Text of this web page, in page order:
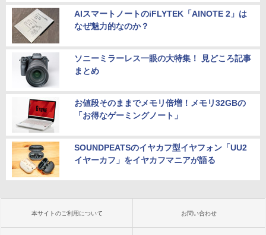
AIスマートノートのiFLYTEK「AINOTE 2」は
なぜ魅力的なのか？
ソニーミラーレス一眼の大特集！ 見どころ記事
まとめ
お値段そのままでメモリ倍増！メモリ32GBの
「お得なゲーミングノート」
SOUNDPEATSのイヤカフ型イヤフォン「UU2
イヤーカフ」をイヤカフマニアが語る
本サイトのご利用について お問い合わせ